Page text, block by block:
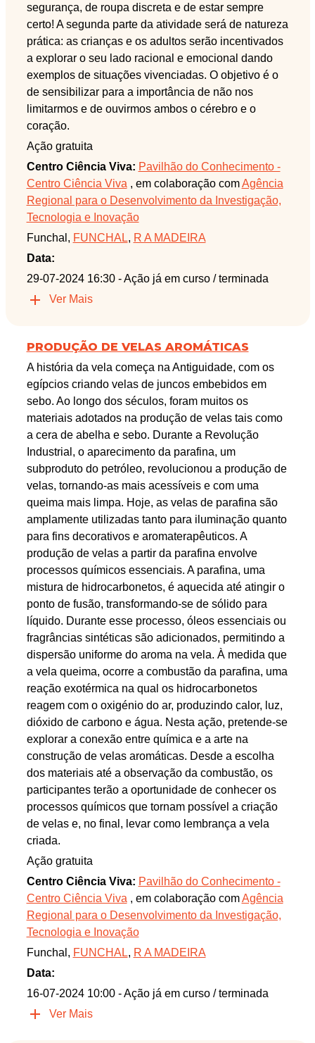
segurança, de roupa discreta e de estar sempre
certo! A segunda parte da atividade será de natureza
prática: as crianças e os adultos serão incentivados
a explorar o seu lado racional e emocional dando
exemplos de situações vivenciadas. O objetivo é o
de sensibilizar para a importância de não nos
limitarmos e de ouvirmos ambos o cérebro e o
coração.
Ação gratuita
Centro Ciência Viva: Pavilhão do Conhecimento -
Centro Ciência Viva , em colaboração comAgência
Regional para o Desenvolvimento da Investigação,
Tecnologia e Inovação
Funchal, FUNCHAL, R A MADEIRA
Data:
29-07-2024 16:30 - Ação já em curso / terminada
Ver Mais
PRODUÇÃO DE VELAS AROMÁTICAS
A história da vela começa na Antiguidade, com os
egípcios criando velas de juncos embebidos em
sebo. Ao longo dos séculos, foram muitos os
materiais adotados na produção de velas tais como
a cera de abelha e sebo. Durante a Revolução
Industrial, o aparecimento da parafina, um
subproduto do petróleo, revolucionou a produção de
velas, tornando-as mais acessíveis e com uma
queima mais limpa. Hoje, as velas de parafina são
amplamente utilizadas tanto para iluminação quanto
para fins decorativos e aromaterapêuticos. A
produção de velas a partir da parafina envolve
processos químicos essenciais. A parafina, uma
mistura de hidrocarbonetos, é aquecida até atingir o
ponto de fusão, transformando-se de sólido para
líquido. Durante esse processo, óleos essenciais ou
fragrâncias sintéticas são adicionados, permitindo a
dispersão uniforme do aroma na vela. À medida que
a vela queima, ocorre a combustão da parafina, uma
reação exotérmica na qual os hidrocarbonetos
reagem com o oxigénio do ar, produzindo calor, luz,
dióxido de carbono e água. Nesta ação, pretende-se
explorar a conexão entre química e a arte na
construção de velas aromáticas. Desde a escolha
dos materiais até a observação da combustão, os
participantes terão a oportunidade de conhecer os
processos químicos que tornam possível a criação
de velas e, no final, levar como lembrança a vela
criada.
Ação gratuita
Centro Ciência Viva: Pavilhão do Conhecimento -
Centro Ciência Viva , em colaboração comAgência
Regional para o Desenvolvimento da Investigação,
Tecnologia e Inovação
Funchal, FUNCHAL, R A MADEIRA
Data:
16-07-2024 10:00 - Ação já em curso / terminada
Ver Mais